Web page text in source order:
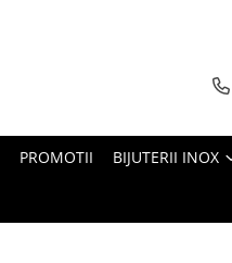
PROMOTII BIJUTERII INOX